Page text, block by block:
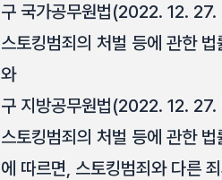
구 국가공무원법(2022. 12.
스토킹범죄의 처벌 등에 관한
와
구 지방공무원법(2022. 12.
스토킹범죄의 처벌 등에 관한
에 따르면, 스토킹범죄와 다른